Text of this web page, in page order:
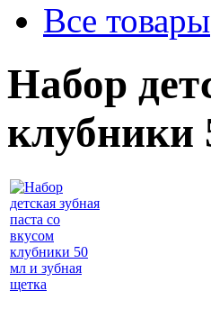
Все товары
Набор
клубники